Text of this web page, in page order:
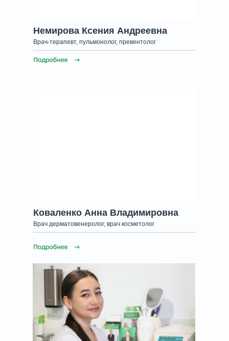
Немирова Ксения Андреевна
Врач-терапевт, пульмонолог, превентолог
Коваленко Анна Владимировна
Врач дерматовенеролог, врач косметолог